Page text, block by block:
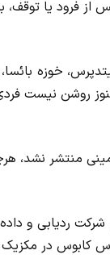
از فرود یا
منتشر نشد،
کابوس در